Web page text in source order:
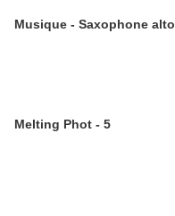
Musique - Saxophone alto
Melting Phot - 5